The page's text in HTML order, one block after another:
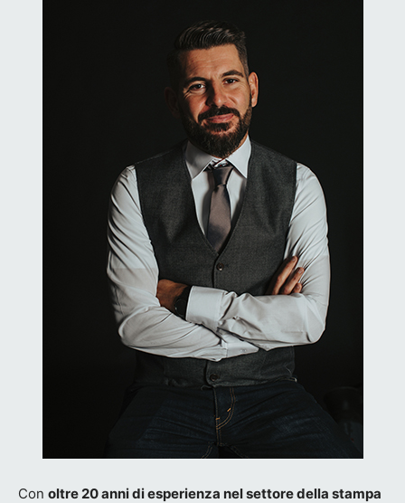
Con oltre 20 anni di esperienza nel settore della stampa